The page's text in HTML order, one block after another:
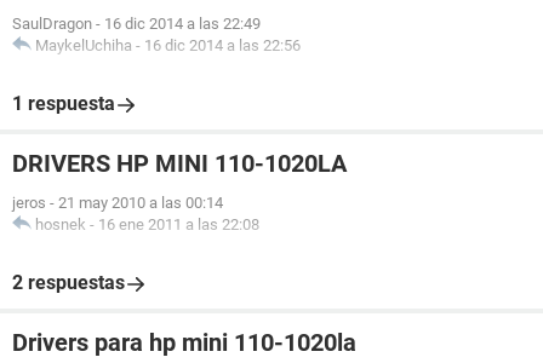
SaulDragon - 16 dic 2014 a las 22:49
MaykelUchiha - 16 dic 2014 a las 22:56
1 respuesta
DRIVERS HP MINI 110-1020LA
jeros - 21 may 2010 a las 00:14
hosnek - 16 ene 2011 a las 22:08
2 respuestas
Drivers para hp mini 110-1020la